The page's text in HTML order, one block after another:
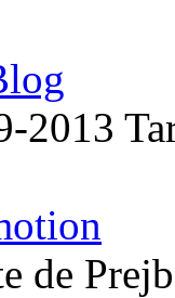
de